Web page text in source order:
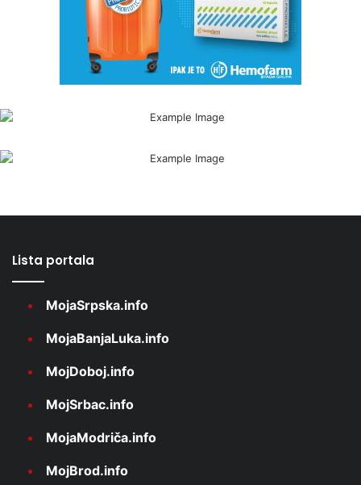
Lista portala
MojaSrpska.info
MojaBanjaLuka.info
MojDoboj.info
MojSrbac.info
MojaModriča.info
MojBrod.info